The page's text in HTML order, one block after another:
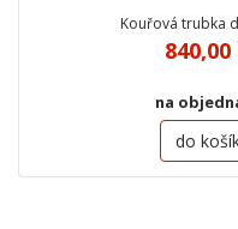
Kouřová trubka
840,00
na
do